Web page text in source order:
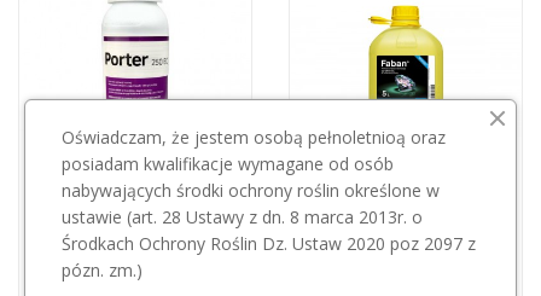
Porter 250EC 500ml
45,00 zł
Przepraszamy, ten produkt
jest niedostępny.
Oświadczam, że jestem osobą pełnoletnioą oraz
posiadam kwalifikacje wymagane od osób
nabywających środki ochrony roślin określone w
ustawie (art. 28 Ustawy z dn. 8 marca 2013r. o
Środkach Ochrony Roślin Dz. Ustaw 2020 poz 2097 z
pózn. zm.)